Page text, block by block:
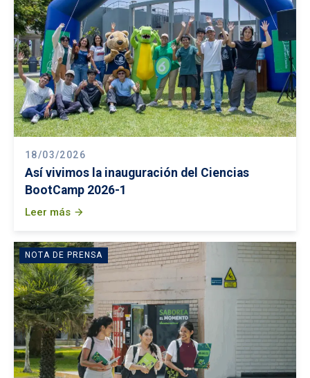
18/03/2026
Así vivimos la inauguración del Ciencias
BootCamp 2026-1
Leer más arrow_forward
NOTA DE PRENSA